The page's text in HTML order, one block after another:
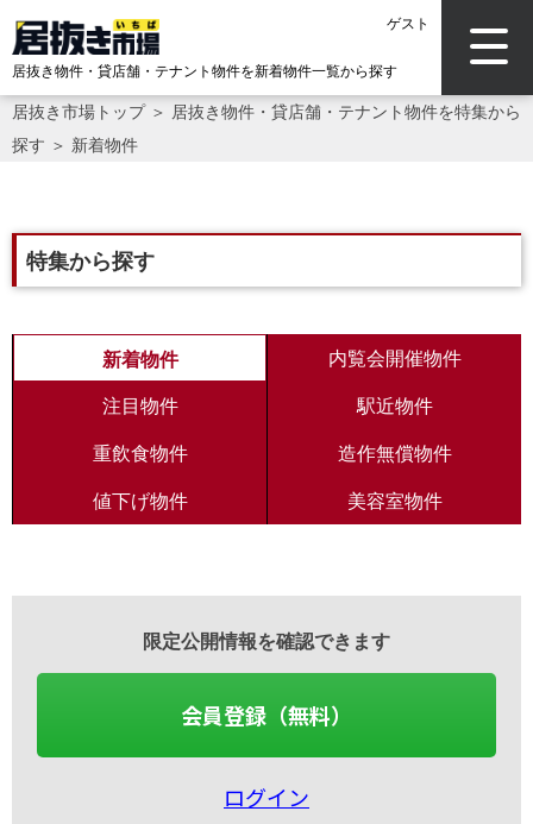
ゲスト
居抜き物件・貸店舗・テナント物件を新着物件一覧から探す
居抜き市場トップ＞ 居抜き物件・貸店舗・テナント物件を特集から
探す ＞ 新着物件
特集から探す
新着物件
内覧会開催物件
注目物件
駅近物件
重飲食物件
造作無償物件
値下げ物件
美容室物件
限定公開情報を確認できます
会員登録（無料）
ログイン